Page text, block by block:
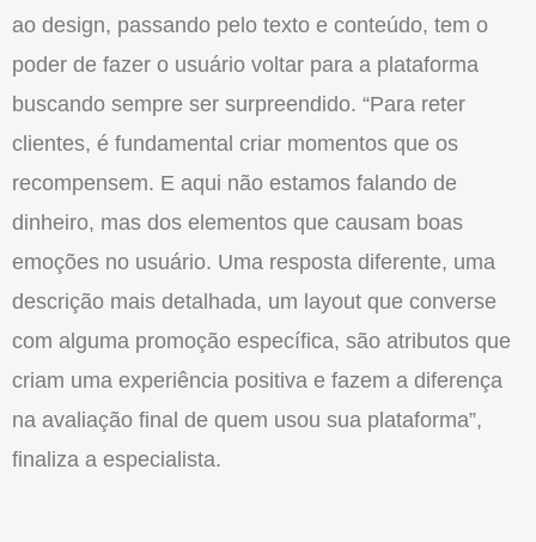
ao design, passando pelo texto e conteúdo, tem o
poder de fazer o usuário voltar para a plataforma
buscando sempre ser surpreendido. “Para reter
clientes, é fundamental criar momentos que os
recompensem. E aqui não estamos falando de
dinheiro, mas dos elementos que causam boas
emoções no usuário. Uma resposta diferente, uma
descrição mais detalhada, um layout que converse
com alguma promoção específica, são atributos que
criam uma experiência positiva e fazem a diferença
na avaliação final de quem usou sua plataforma”,
finaliza a especialista.